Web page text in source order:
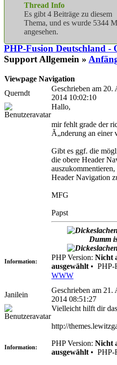
Thread Info
Es gibt 4 Beiträge zu diesem
Thema, und es wurde 5344
angesehen.
PHP-Fusion Deutschland -
Support Allgemein »
Viewpage Navigation
Querndt
Geschrieben am 20.
2014 10:02:10
Hallo,
mir fehlt grade der
Ã„nderung an einer
Gibt es ggf. die
die obere Header
Header Navigation
MFG
Papst
Dumm
Information: PHP Version: Nicht
ausgewählt • PHP-
WWW
Janilein
Geschrieben am 21.
2014 08:51:27
Vielleicht hilft dir
http://
Information: PHP Version: Nicht
ausgewählt • PHP-